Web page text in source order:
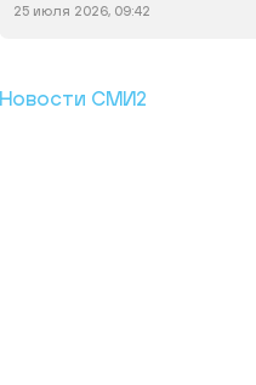
25 июля 2026, 09:42
Новости СМИ2